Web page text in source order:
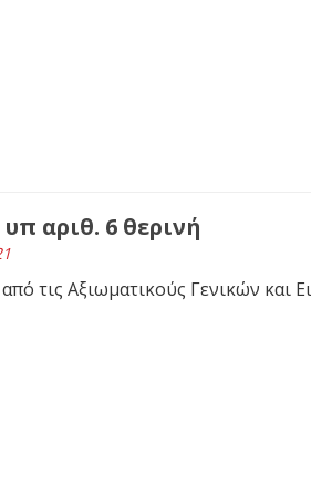
αριθ. 6 θερινή
τις Αξιωματικούς Γενικών και